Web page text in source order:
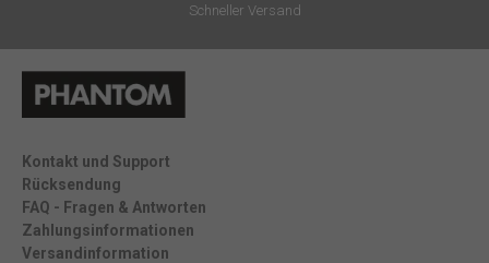
Schneller Versand
Kontakt und Support
Rücksendung
FAQ - Fragen & Antworten
Zahlungsinformationen
Versandinformation